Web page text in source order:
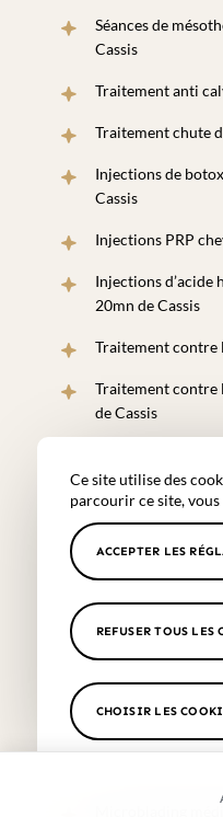
Séances de
Cassis
Traitement anti
Traitement chute
Injections de
Cassis
Injections PRP
Injections d’acide
20mn de Cassis
Traitement contre
Traitement contre
de Cassis
Cassis
Traitement contre
Prix d’une séance
Epilation définitive
Epilation laser à
Centre d’épilation
Centre de
Laser détatouage
Ce site utilise des
parcourir ce site,
ACCEPTER LES
REFUSER TOUS LES
CHOISIR LES